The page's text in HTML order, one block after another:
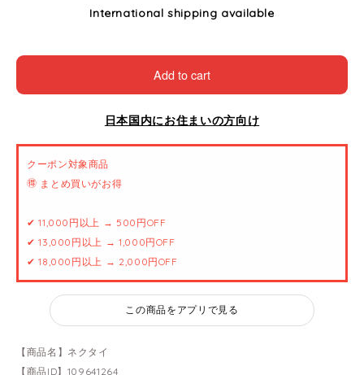
International shipping available
Add to cart
日本国内にお住まいの方向け
クーポン対象商品
🉐 まとめ買いがお得
✔ 11,000円以上 → 500円OFF
✔ 13,000円以上 → 1,000円OFF
✔ 18,000円以上 → 2,000円OFF
この商品をアプリで見る
【商品名】ネクタイ
【商品ID】109641264